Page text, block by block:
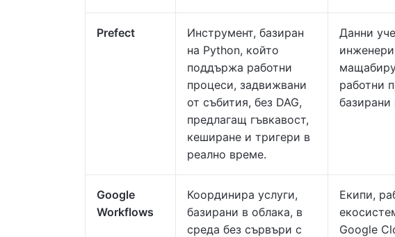
Prefect
Инструмент, базиран
на Python, който
поддържа работни
процеси, задвижвани
от събития, без DAG,
предлагащ гъвкавост,
кеширане и тригери в
реално време.
Данни
работни
базирани
Google
Workflows
Координира услуги,
базирани в облака, в
среда без сървъри с
Екипи,
Google